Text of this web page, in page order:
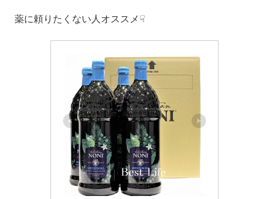
薬に頼りたくない人オススメ☟